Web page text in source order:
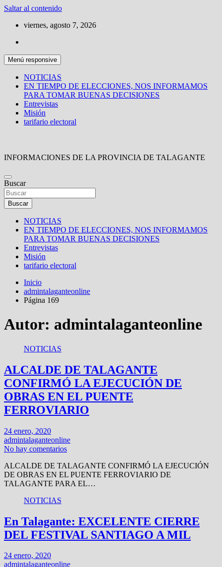
Saltar al contenido
viernes, agosto 7, 2026
Menú responsive
NOTICIAS
EN TIEMPO DE ELECCIONES, NOS INFORMAMOS
PARA TOMAR BUENAS DECISIONES
Entrevistas
Misión
tarifario electoral
INFORMACIONES DE LA PROVINCIA DE TALAGANTE
Buscar
Buscar
NOTICIAS
EN TIEMPO DE ELECCIONES, NOS INFORMAMOS
PARA TOMAR BUENAS DECISIONES
Entrevistas
Misión
tarifario electoral
Inicio
admintalaganteonline
Página 169
Autor: admintalaganteonline
NOTICIAS
ALCALDE DE TALAGANTE
CONFIRMÓ LA EJECUCIÓN DE
OBRAS EN EL PUENTE
FERROVIARIO
24 enero, 2020
admintalaganteonline
No hay comentarios
ALCALDE DE TALAGANTE CONFIRMÓ LA EJECUCIÓN
DE OBRAS EN EL PUENTE FERROVIARIO DE
TALAGANTE PARA EL…
NOTICIAS
En Talagante: EXCELENTE CIERRE
DEL FESTIVAL SANTIAGO A MIL
24 enero, 2020
admintalaganteonline